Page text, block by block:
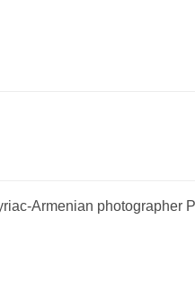
Armenian photographer